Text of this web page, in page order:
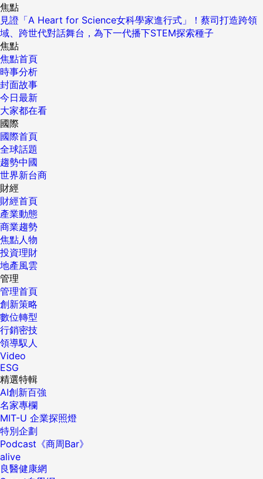
焦點
見證「A Heart for Science女科學家進行式」！蔡司打造跨領
域、跨世代對話舞台，為下一代播下STEM探索種子
焦點
焦點首頁
時事分析
封面故事
今日最新
大家都在看
國際
國際首頁
全球話題
趨勢中國
世界新台商
財經
財經首頁
產業動態
商業趨勢
焦點人物
投資理財
地產風雲
管理
管理首頁
創新策略
數位轉型
行銷密技
領導馭人
Video
ESG
精選特輯
AI創新百強
名家專欄
MIT-U 企業探照燈
特別企劃
Podcast《商周Bar》
alive
良醫健康網